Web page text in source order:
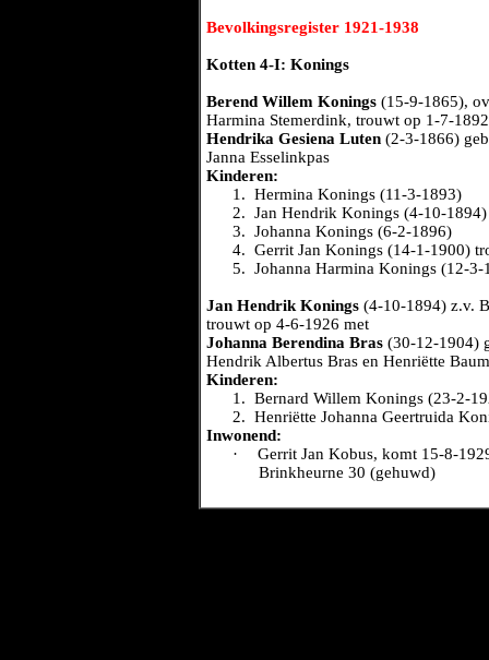
Bevolkingsregister 1921-1938
Kotten 4-I: Konings
Berend Willem Konings (15-9-1865),
Harmina Stemerdink, trouwt op 1-7-
Hendrika Gesiena Luten (2-3-1866)
Janna Esselinkpas
Kinderen:
1. Hermina Konings (11-3-1893)
2. Jan Hendrik Konings (4-10-
3. Johanna Konings (6-2-1896)
4. Gerrit Jan Konings (14-1-1900)
5. Johanna Harmina Konings (12-
Jan Hendrik Konings (4-10-1894) z.v.
trouwt op 4-6-1926 met
Johanna Berendina Bras (30-12-1904)
Hendrik Albertus Bras en Henriëtte
Kinderen:
1. Bernard Willem Konings (23-2-
2. Henriëtte Johanna Geertruida
Inwonend:
·
Gerrit Jan Kobus, komt 15-8-
Brinkheurne 30 (gehuwd)